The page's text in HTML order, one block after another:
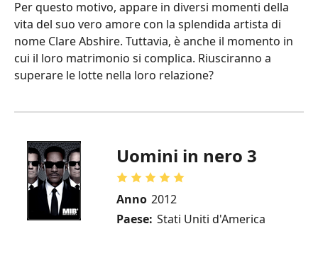
Per questo motivo, appare in diversi momenti della
vita del suo vero amore con la splendida artista di
nome Clare Abshire. Tuttavia, è anche il momento in
cui il loro matrimonio si complica. Riusciranno a
superare le lotte nella loro relazione?
Uomini in nero 3
Anno 2012
Paese: Stati Uniti d'America